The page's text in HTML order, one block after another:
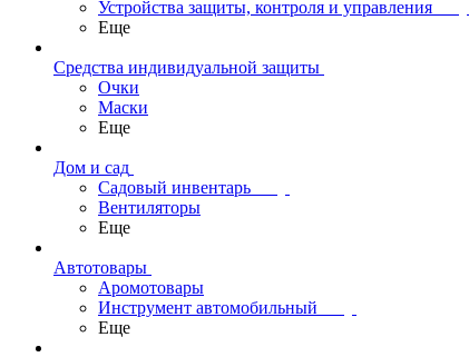
Устройства защиты, контроля и управления
Еще
Средства индивидуальной защиты
Очки
Маски
Еще
Дом и сад
Садовый инвентарь
Вентиляторы
Еще
Автотовары
Аромотовары
Инструмент автомобильный
Еще